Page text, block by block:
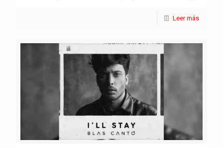
Leer más